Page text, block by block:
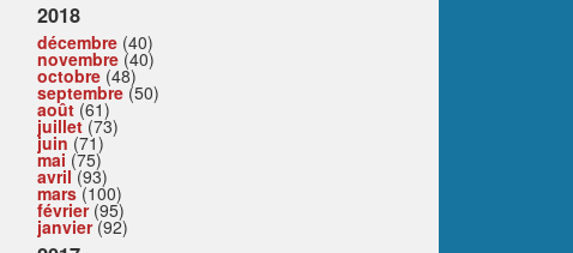
2018
décembre (40)
novembre (40)
octobre (48)
septembre (50)
août (61)
juillet(73)
juin (71)
mai (75)
avril(93)
mars(100)
février(95)
janvier(92)